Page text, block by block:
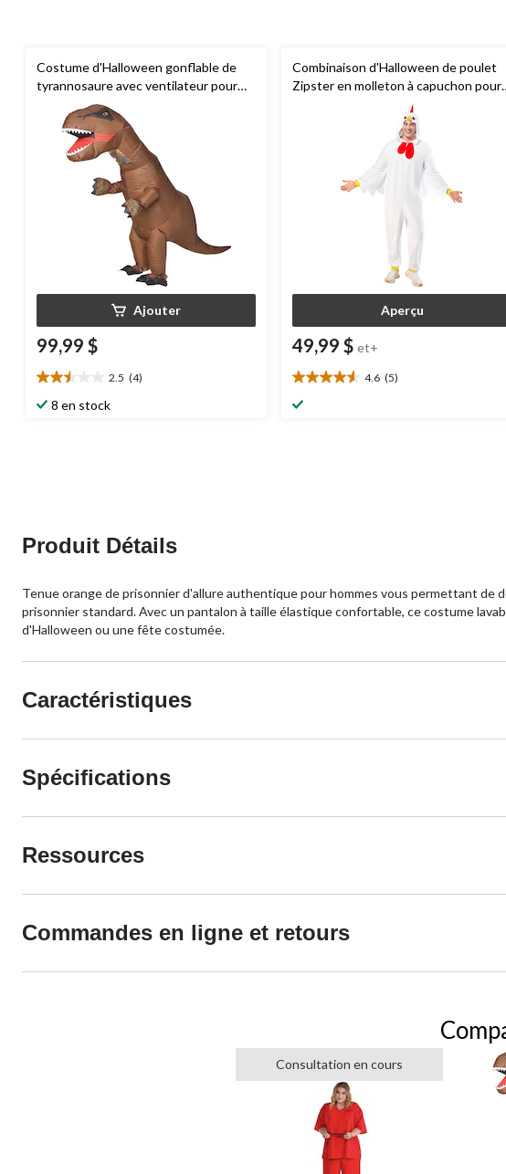
Costume d'Halloween gonflable de
tyrannosaure avec ventilateur pour
adulte, standard, taille unique
Ajouter
99,99 $
2.5 (4)
2.5
étoile(s)
8 en stock
Combinaison d'Halloween de poulet
Zipster en molleton à capuchon pour
adulte, plus d'options offertes
Aperçu
49,99 $ et+
4.6 (5)
4.6
étoile(s)
Produit Détails
Tenue orange de prisonnier d'allure authentique pour hommes vous permettant de
prisonnier standard. Avec un pantalon à taille élastique confortable, ce costume
d'Halloween ou une fête costumée.
Caractéristiques
Spécifications
Ressources
Commandes en ligne et retours
Consultation en cours